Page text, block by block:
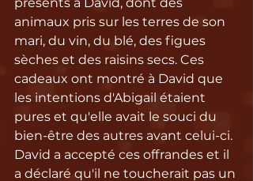
animaux pris sur les terres de son
mari, du vin, du blé, des figues
sèches et des raisins secs. Ces
cadeaux ont montré à David que
les intentions d'Abigail étaient
pures et qu'elle avait le souci du
bien-être des autres avant celui-ci.
David a accepté ces offrandes et il
a déclaré qu'il ne toucherait pas un